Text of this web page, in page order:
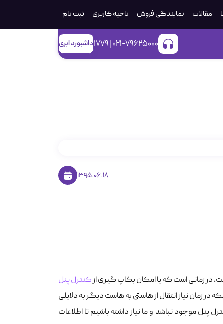
مقالات نمایندگی فروش ناحیه کاربری ثبت‌ نام
021-79625000 | 1779 داشبورد ابری
1395.06.18
کنترل پنل
در زمان نیاز انتقال از هاستی به هاست دیگر به دلایلی
موجود نباشد و ما نیاز داشته باشیم تا اطلاعات